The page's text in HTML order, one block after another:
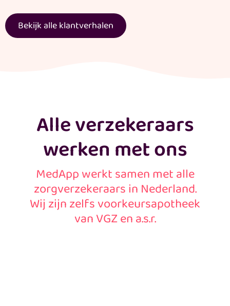
Bekijk alle klantverhalen
Alle verzekeraars
werken met ons
MedApp werkt samen met alle
zorgverzekeraars in Nederland.
Wij zijn zelfs voorkeursapotheek
van VGZ en a.s.r.